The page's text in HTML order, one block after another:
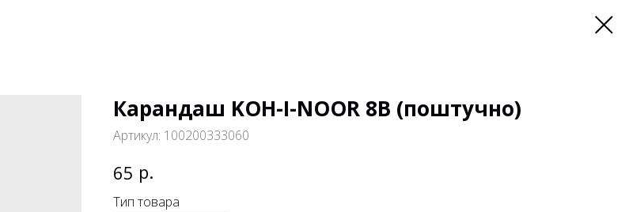
Карандаш KOH-I-NOOR 8B (поштучно)
Артикул: 100200333060
65 р.
Тип товара